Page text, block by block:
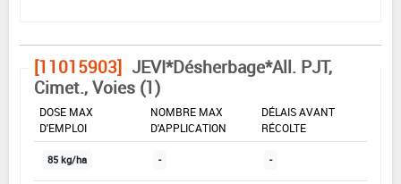
[11015903] JEVI*Désherbage*All. PJT,
Cimet., Voies (1)
DOSE MAX
D'EMPLOI
NOMBRE MAX
D'APPLICATION
DÉLAIS AVANT
RÉCOLTE
85 kg/ha - -